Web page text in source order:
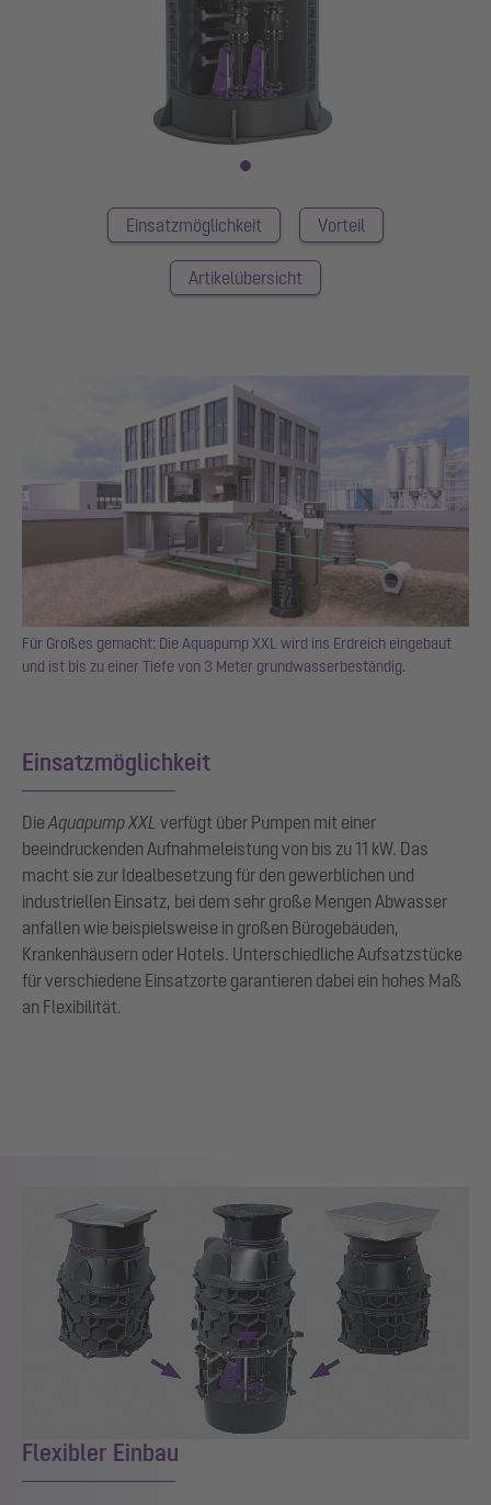
Einsatzmöglichkeit Vorteil
Artikelübersicht
Für Großes gemacht: Die Aquapump XXL wird ins Erdreich eingebaut
und ist bis zu einer Tiefe von 3 Meter grundwasserbeständig.
Einsatzmöglichkeit
Die Aquapump XXL verfügt über Pumpen mit einer
beeindruckenden Aufnahmeleistung von bis zu 11 kW. Das
macht sie zur Idealbesetzung für den gewerblichen und
industriellen Einsatz, bei dem sehr große Mengen Abwasser
anfallen wie beispielsweise in großen Bürogebäuden,
Krankenhäusern oder Hotels. Unterschiedliche Aufsatzstücke
für verschiedene Einsatzorte garantieren dabei ein hohes Maß
an Flexibilität.
Flexibler Einbau